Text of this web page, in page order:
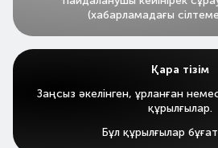
(хабарламадағы
Қара тізім
Заңсыз әкелінген, ұрланған
құрылғылар.
Бұл құрылғылар